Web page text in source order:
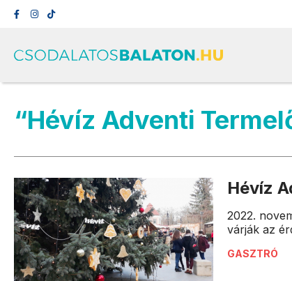
“Hévíz Adventi
Hévíz
2022.
várják az
GASZTRÓ